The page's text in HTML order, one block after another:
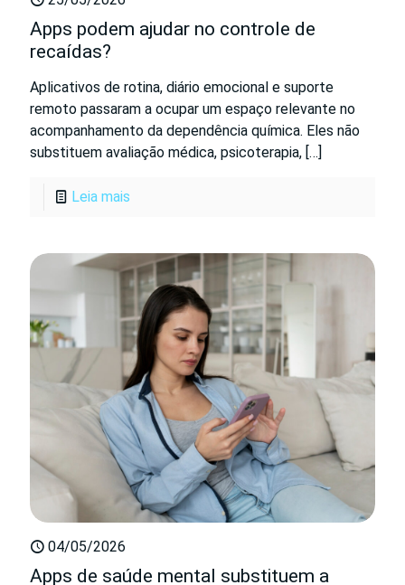
Apps podem ajudar no controle de
recaídas?
Aplicativos de rotina, diário emocional e suporte
remoto passaram a ocupar um espaço relevante no
acompanhamento da dependência química. Eles não
substituem avaliação médica, psicoterapia, […]
Leia mais
04/05/2026
Apps de saúde mental substituem a